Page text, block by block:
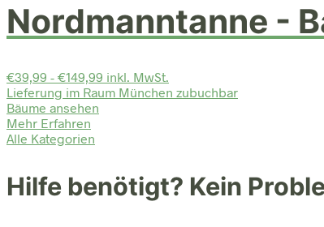
Nordmanntanne -
€39,99 - €149,99 inkl. MwSt.
Lieferung im Raum München zubuchbar
Bäume ansehen
Mehr Erfahren
Alle Kategorien
Hilfe benötigt? Kein